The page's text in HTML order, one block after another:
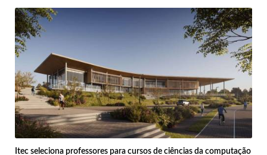
Itec seleciona professores para cursos de ciências da computação